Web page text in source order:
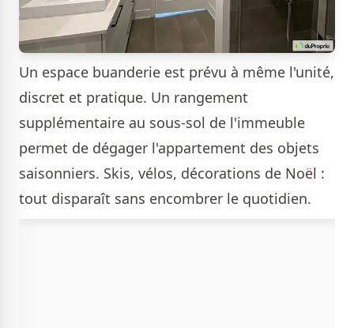
Un espace buanderie est prévu à même l'unité,
discret et pratique. Un rangement
supplémentaire au sous-sol de l'immeuble
permet de dégager l'appartement des objets
saisonniers. Skis, vélos, décorations de Noël :
tout disparaît sans encombrer le quotidien.